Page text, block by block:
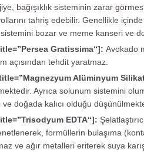
bağışıklık sisteminin zarar
tahriş edebilir. Genellikle
bozar ve meme kanseri ve
Persea Gratissima“]: Avokado
açısından tehdit yaratmaz.
Magnezyum Alüminyum
Ayrıca solunum sistemini
ve doğada kalıcı olduğu
Trisodyum EDTA“]:
formüllerin bulaşıma
ve ağır metalleri eriterek suya